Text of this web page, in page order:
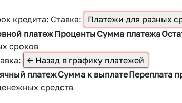
кредита: Ставка:
платежПроценты Сумма платежа
сроков
платежСумма к выплатеПереплата
средств